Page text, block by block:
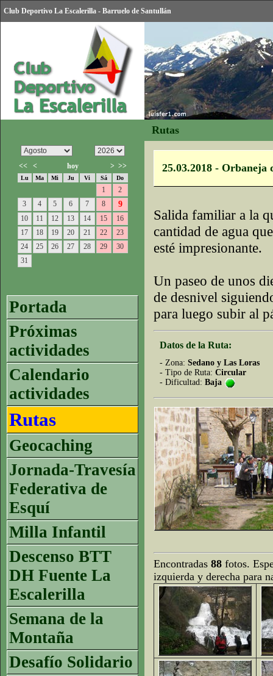
Club Deportivo La Escalerilla - Barruelo de Santullán
Rutas
<< < hoy > >>
Lu Ma Mi Ju Vi Sá Do
1
2
3
4 5 6 7 8 9
10 11 12 13 14 15
16
17
18 19 20 21 22
23
24
25 26 27 28 29
30
31
Portada
Próximas
actividades
Calendario
actividades
Rutas
Geocaching
Jornada-Travesía
Federativa de
Esquí
Milla Infantil
Descenso BTT
DH Fuente La
Escalerilla
Semana de la
Montaña
Desafío Solidario
25.03.2018 - Orbaneja
Salida familiar a la
cantidad de agua
esté impresionante.
Un paseo de unos
de desnivel
para luego subir al
Datos de la Ruta:
- Zona: Sedano y Las Loras
- Tipo de Ruta: Circular
- Dificultad: Baja
Encontradas 88 fotos.
izquierda y derecha para